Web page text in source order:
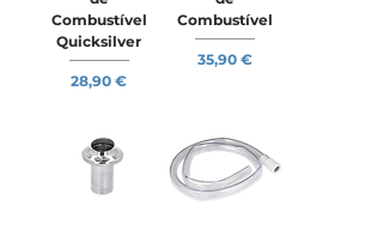
Combustível
Quicksilver
Preço
28,90 €
Combustível
Preço
35,90 €